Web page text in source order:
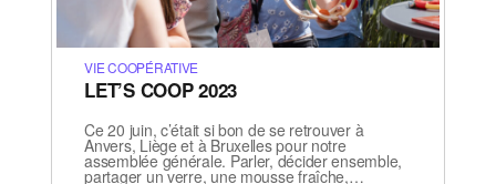
VIE COOPÉRATIVE
LET’S COOP 2023
Ce 20 juin, c’était si bon de se retrouver à
Anvers, Liège et à Bruxelles pour notre
assemblée générale. Parler, décider ensemble,
partager un verre, une mousse fraîche,…